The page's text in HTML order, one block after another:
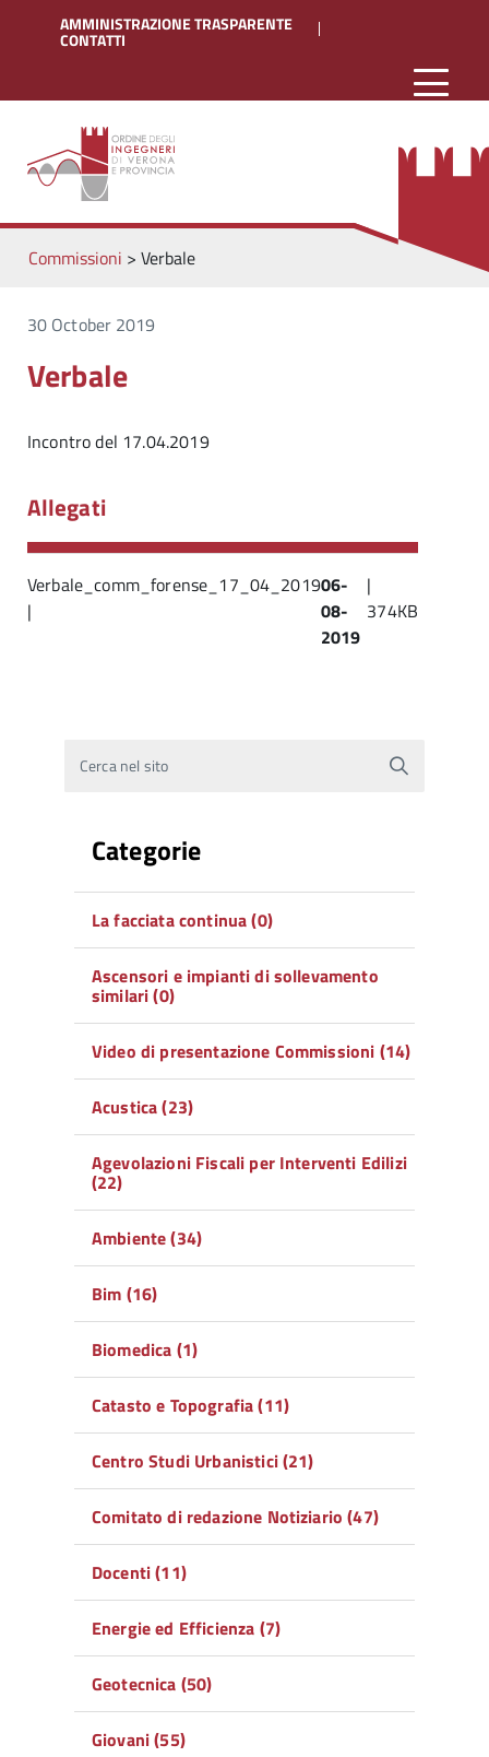
AMMINISTRAZIONE TRASPARENTE
CONTATTI
Commissioni > Verbale
30 October 2019
Verbale
Incontro del 17.04.2019
Allegati
Verbale_comm_forense_17_04_2019
|
06-
08-
2019
|
374KB
Cerca nel sito
Categorie
La facciata continua (0)
Ascensori e impianti di sollevamento
similari (0)
Video di presentazione Commissioni (14)
Acustica (23)
Agevolazioni Fiscali per Interventi Edilizi
(22)
Ambiente (34)
Bim (16)
Biomedica (1)
Catasto e Topografia (11)
Centro Studi Urbanistici (21)
Comitato di redazione Notiziario (47)
Docenti (11)
Energie ed Efficienza (7)
Geotecnica (50)
Giovani (55)